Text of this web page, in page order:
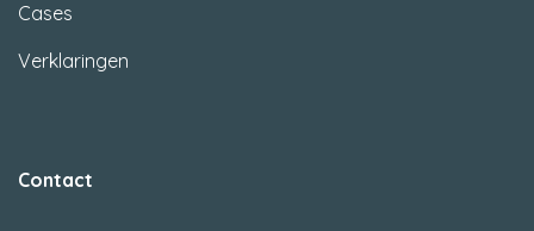
Cases
Verklaringen
Contact